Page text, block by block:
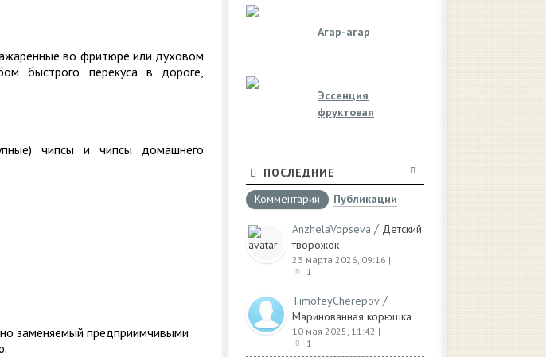
во фритюре или духовом
быстрого перекуса в дороге,
чипсы и чипсы домашнего
заменяемый предприимчивыми
Агар-агар
Эссенция
фруктовая
ПОСЛЕДНИЕ
Комментарии
Публикации
AnzhelaVopseva / Детский
творожок
23 марта 2026, 09:16 |
1
TimofeyCherepov /
Маринованная корюшка
10 мая 2025, 11:42 |
1